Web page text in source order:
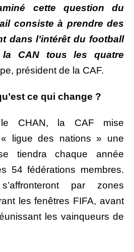
cette question du
consiste à prendre des
dans l’intérêt du football
la CAN tous les quatre
président de la CAF.
ce qui change ?
le CHAN, la CAF mise
ligue des nations » une
tiendra chaque année
54 fédérations membres.
par zones
les fenêtres FIFA, avant
les vainqueurs de